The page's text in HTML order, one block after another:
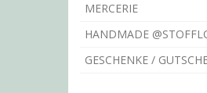
MERCERIE
HANDMADE
GESCHENKE /